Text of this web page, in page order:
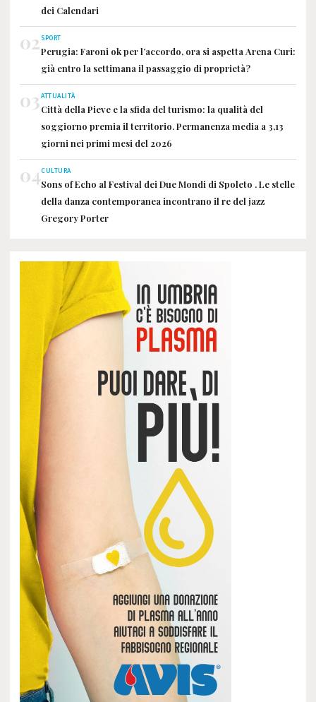
dei Calendari
02SPORT
Perugia: Faroni ok per l’accordo, ora si aspetta Arena Curi:
già entro la settimana il passaggio di proprietà?
03ATTUALITÀ
Città della Pieve e la sfida del turismo: la qualità del
soggiorno premia il territorio. Permanenza media a 3,13
giorni nei primi mesi del 2026
04CULTURA
Sons of Echo al Festival dei Due Mondi di Spoleto . Le stelle
della danza contemporanea incontrano il re del jazz
Gregory Porter